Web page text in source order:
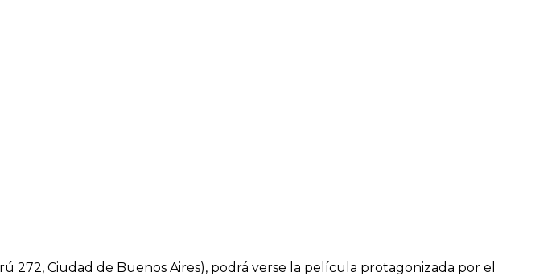
272, Ciudad de Buenos Aires), podrá verse la película protagonizada por el